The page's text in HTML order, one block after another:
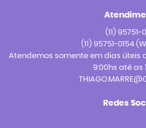
(11) 95751-
(11) 95751-0154
Atendemos somente em dias úteis
9:00hs até as
Redes